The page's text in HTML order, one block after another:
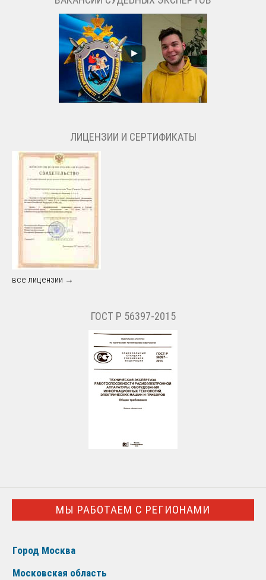
ЛИЦЕНЗИИ И СЕРТИФИКАТЫ
все лицензии →
ГОСТ Р 56397-2015
МЫ РАБОТАЕМ С РЕГИОНАМИ
Город Москва
Московская область